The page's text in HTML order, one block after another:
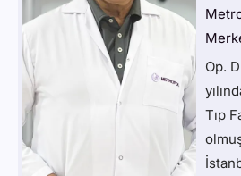
Op.
Tıp